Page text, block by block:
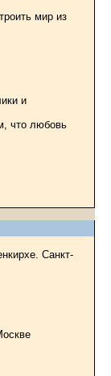
мир из
и
что любовь
Санкт-